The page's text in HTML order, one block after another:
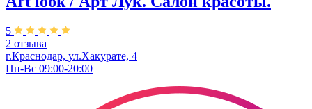
5
2 отзыва
г.Краснодар, ул.Хакурате, 4
Пн-Вс 09:00-20:00